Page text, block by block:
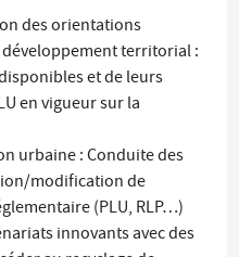
des orientations
territorial :
et de leurs
en vigueur sur la
urbaine : Conduite des
modification de
(PLU, RLP…)
innovants avec des